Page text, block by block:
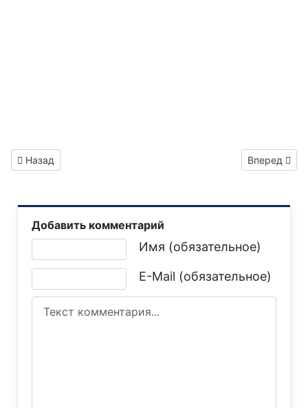
Предыдущий: Газета "Горловка.Сегодня" выпуск №548
Назад Следующий:
Вперед
Добавить комментарий
Имя (обязательное)
E-Mail (обязательное)
Текст комментария